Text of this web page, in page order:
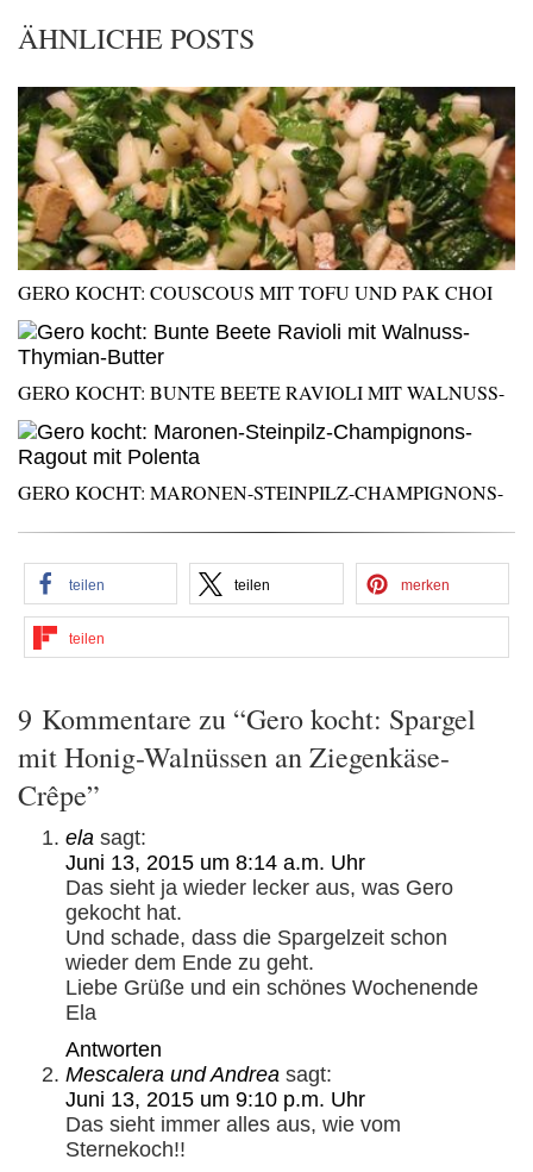
ÄHNLICHE POSTS
GERO KOCHT: COUSCOUS MIT TOFU UND PAK CHOI
GERO KOCHT: BUNTE BEETE RAVIOLI MIT WALNUSS-
THYMIAN-BUTTER
GERO KOCHT: MARONEN-STEINPILZ-CHAMPIGNONS-
teilen teilen merken
teilen
9 Kommentare zu “Gero kocht: Spargel
mit Honig-Walnüssen an Ziegenkäse-
Crêpe”
ela sagt:
Juni 13, 2015 um 8:14 a.m. Uhr
Das sieht ja wieder lecker aus, was Gero
gekocht hat.
Und schade, dass die Spargelzeit schon
wieder dem Ende zu geht.
Liebe Grüße und ein schönes Wochenende
Ela
Antworten
Mescalera und Andrea sagt:
Juni 13, 2015 um 9:10 p.m. Uhr
Das sieht immer alles aus, wie vom
Sternekoch!!